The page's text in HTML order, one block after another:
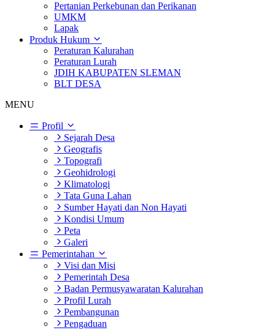
Pertanian Perkebunan dan Perikanan
UMKM
Lapak
Produk Hukum
Peraturan Kalurahan
Peraturan Lurah
JDIH KABUPATEN SLEMAN
BLT DESA
MENU
Profil
Sejarah Desa
Geografis
Topografi
Geohidrologi
Klimatologi
Tata Guna Lahan
Sumber Hayati dan Non Hayati
Kondisi Umum
Peta
Galeri
Pemerintahan
Visi dan Misi
Pemerintah Desa
Badan Permusyawaratan Kalurahan
Profil Lurah
Pembangunan
Pengaduan